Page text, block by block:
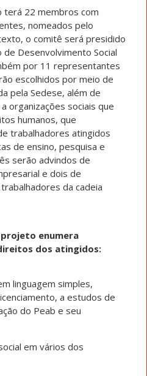
terá 22 membros com
nomeados pelo
o comitê será presidido
Desenvolvimento Social
por 11 representantes
escolhidos por meio de
pela Sedese, além de
organizações sociais que
humanos, que
trabalhadores atingidos
de ensino, pesquisa e
serão advindos de
e dois de
da cadeia
enumera
dos atingidos:
linguagem simples,
a estudos de
do Peab e seu
em vários dos